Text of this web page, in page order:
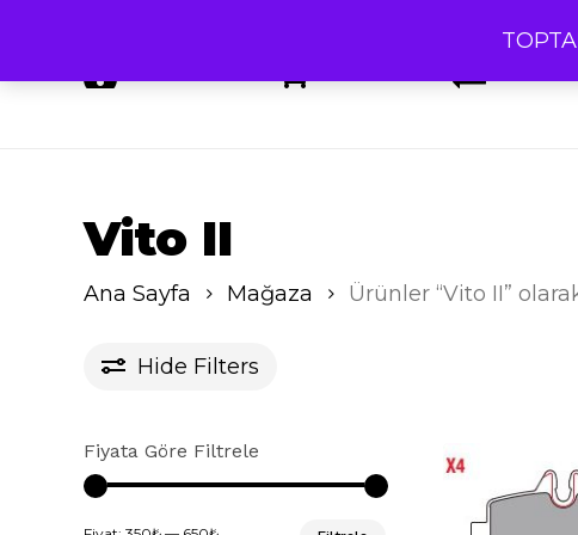
Vito II
Ana Sayfa Mağaza Ürünler “Vito II”
Hide Filters
Fiyata Göre Filtrele